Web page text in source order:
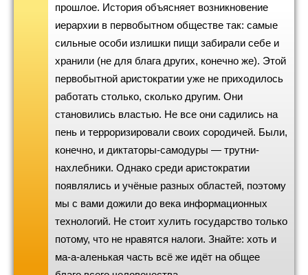
прошлое. История объясняет возникновение
иерархии в первобытном обществе так: самые
сильные особи излишки пищи забирали себе и
хранили (не для блага других, конечно же). Этой
первобытной аристократии уже не приходилось
работать столько, сколько другим. Они
становились властью. Не все они садились на
пень и терроризировали своих сородичей. Были,
конечно, и диктаторы-самодуры — трутни-
нахлебники. Однако среди аристократии
появлялись и учёные разных областей, поэтому
мы с вами дожили до века информационных
технологий. Не стоит хулить государство только
потому, что не нравятся налоги. Знайте: хоть и
ма-а-аленькая часть всё же идёт на общее